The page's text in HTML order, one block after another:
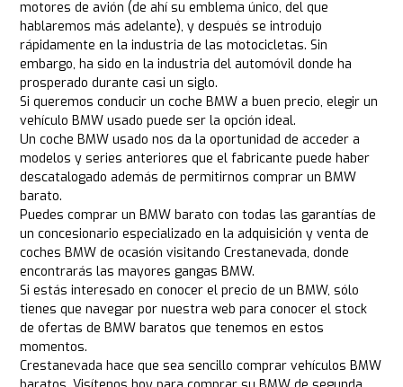
motores de avión (de ahí su emblema único, del que
hablaremos más adelante), y después se introdujo
rápidamente en la industria de las motocicletas. Sin
embargo, ha sido en la industria del automóvil donde ha
prosperado durante casi un siglo.
Si queremos conducir un coche BMW a buen precio, elegir un
vehículo BMW usado puede ser la opción ideal.
Un coche BMW usado nos da la oportunidad de acceder a
modelos y series anteriores que el fabricante puede haber
descatalogado además de permitirnos comprar un BMW
barato.
Puedes comprar un BMW barato con todas las garantías de
un concesionario especializado en la adquisición y venta de
coches BMW de ocasión visitando Crestanevada, donde
encontrarás las mayores gangas BMW.
Si estás interesado en conocer el precio de un BMW, sólo
tienes que navegar por nuestra web para conocer el stock
de ofertas de BMW baratos que tenemos en estos
momentos.
Crestanevada hace que sea sencillo comprar vehículos BMW